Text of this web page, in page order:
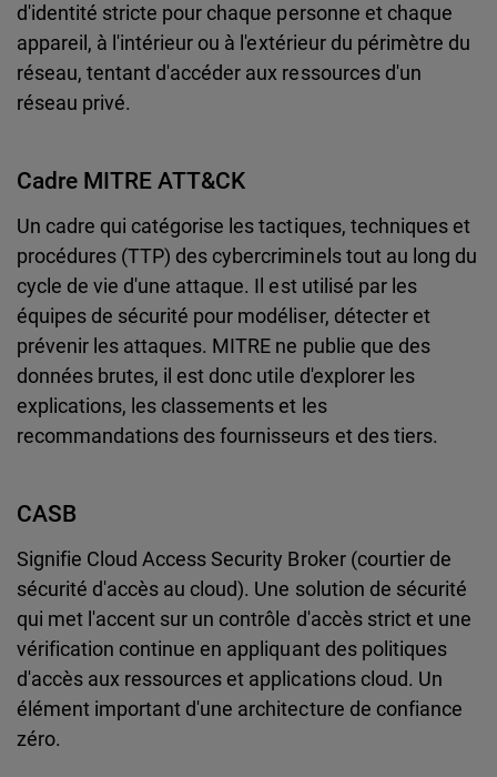
d'identité stricte pour chaque personne et chaque
appareil, à l'intérieur ou à l'extérieur du périmètre du
réseau, tentant d'accéder aux ressources d'un
réseau privé.
Cadre MITRE ATT&CK
Un cadre qui catégorise les tactiques, techniques et
procédures (TTP) des cybercriminels tout au long du
cycle de vie d'une attaque. Il est utilisé par les
équipes de sécurité pour modéliser, détecter et
prévenir les attaques. MITRE ne publie que des
données brutes, il est donc utile d'explorer les
explications, les classements et les
recommandations des fournisseurs et des tiers.
CASB
Signifie Cloud Access Security Broker (courtier de
sécurité d'accès au cloud). Une solution de sécurité
qui met l'accent sur un contrôle d'accès strict et une
vérification continue en appliquant des politiques
d'accès aux ressources et applications cloud. Un
élément important d'une architecture de confiance
zéro.